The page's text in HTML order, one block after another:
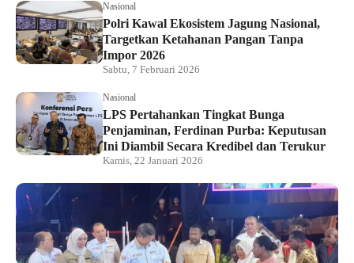
Nasional
Polri Kawal Ekosistem Jagung Nasional,
Targetkan Ketahanan Pangan Tanpa
Impor 2026
Sabtu, 7 Februari 2026
Nasional
LPS Pertahankan Tingkat Bunga
Penjaminan, Ferdinan Purba: Keputusan
Ini Diambil Secara Kredibel dan Terukur
Kamis, 22 Januari 2026